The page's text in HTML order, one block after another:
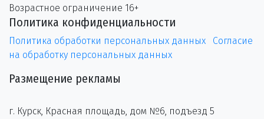
Возрастное ограничение 16+
Политика конфиденциальности
Политика обработки персональных данных
Согласие
на обработку персональных данных
Размещение рекламы
г. Курск, Красная площадь, дом №6, подъезд 5